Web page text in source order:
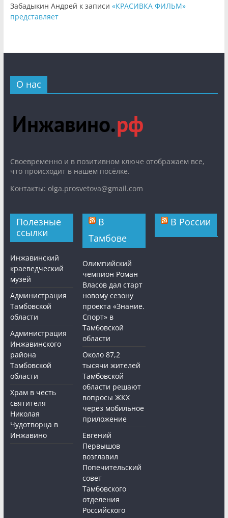
Забадыкин Андрей к записи «КРАСИВКА ФИЛЬМ»
представляет
О нас
Cвоевременно и в позитивном ключе отображаем все,
что происходит в нашем посёлке.
Контакты: olga.prosvetova@gmail.com
Полезные
ссылки
Инжавинский
краеведческий
музей
Администрация
Тамбовской
области
Администрация
Инжавинского
района
Тамбовской
области
Храм в честь
святителя
Николая
Чудотворца в
Инжавино
В
Тамбове
Олимпийский
чемпион Роман
Власов дал старт
новому сезону
проекта «Знание.
Спорт» в
Тамбовской
области
Около 87,2
тысячи жителей
Тамбовской
области решают
вопросы ЖКХ
через мобильное
приложение
Евгений
Первышов
возглавил
Попечительский
совет
Тамбовского
отделения
Российского
В России